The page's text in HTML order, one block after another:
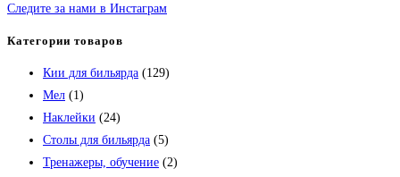
Следите за нами в Инстаграм
Категории товаров
Кии для бильярда (129)
Мел (1)
Наклейки (24)
Столы для бильярда (5)
Тренажеры, обучение (2)